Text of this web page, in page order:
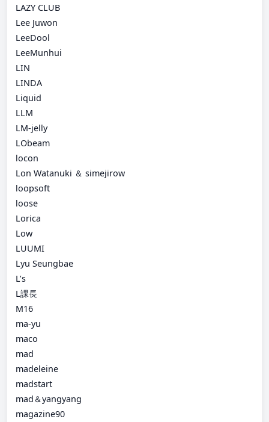
LAZY CLUB
Lee Juwon
LeeDool
LeeMunhui
LIN
LINDA
Liquid
LLM
LM-jelly
LObeam
locon
Lon Watanuki ＆ simejirow
loopsoft
loose
Lorica
Low
LUUMI
Lyu Seungbae
L’s
L課長
M16
ma-yu
maco
mad
madeleine
madstart
mad＆yangyang
magazine90